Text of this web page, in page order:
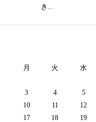
き...
月 火 水
3
4 5
10
11 12
17
18 19